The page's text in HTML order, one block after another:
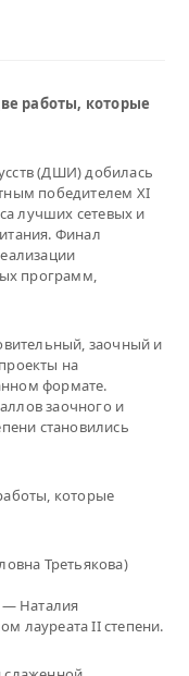
работы, которые
(ДШИ) добилась
победителем XI
лучших сетевых и
Финал
программ,
заочный и
на
формате.
заочного и
становились
которые
Третьякова)
— Наталия
лауреата II степени.